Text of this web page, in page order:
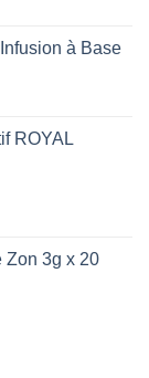
à Base
ROYAL
Zon 3g x 20